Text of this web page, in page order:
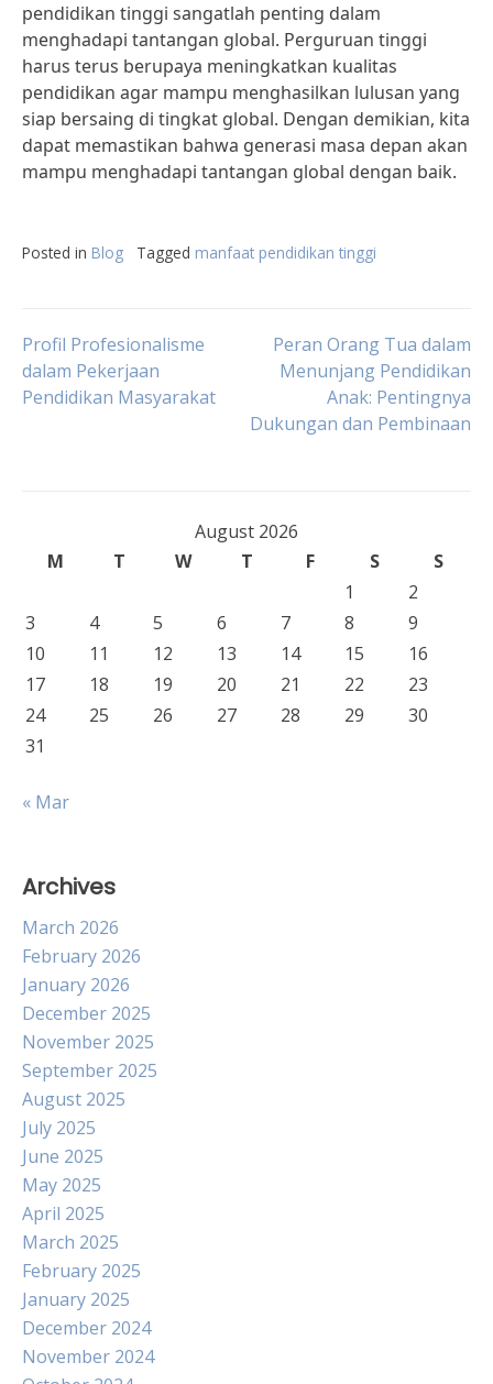
pendidikan tinggi sangatlah penting dalam
menghadapi tantangan global. Perguruan tinggi
harus terus berupaya meningkatkan kualitas
pendidikan agar mampu menghasilkan lulusan yang
siap bersaing di tingkat global. Dengan demikian, kita
dapat memastikan bahwa generasi masa depan akan
mampu menghadapi tantangan global dengan baik.
Posted in Blog Tagged manfaat pendidikan tinggi
Post
navigation
Profil Profesionalisme
dalam Pekerjaan
Pendidikan Masyarakat
Peran Orang Tua dalam
Menunjang Pendidikan
Anak: Pentingnya
Dukungan dan Pembinaan
August 2026
M
T W T F S
S
1
2
3
4 5 6 7 8
9
10
11 12 13 14 15
16
17
18 19 20 21 22
23
24
25 26 27 28 29
30
31
« Mar
Archives
March 2026
February 2026
January 2026
December 2025
November 2025
September 2025
August 2025
July 2025
June 2025
May 2025
April 2025
March 2025
February 2025
January 2025
December 2024
November 2024